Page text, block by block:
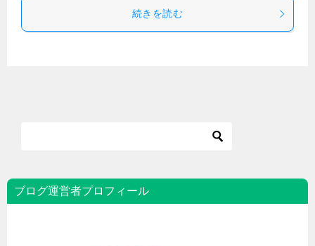
続きを読む
ブログ運営者プロフィール